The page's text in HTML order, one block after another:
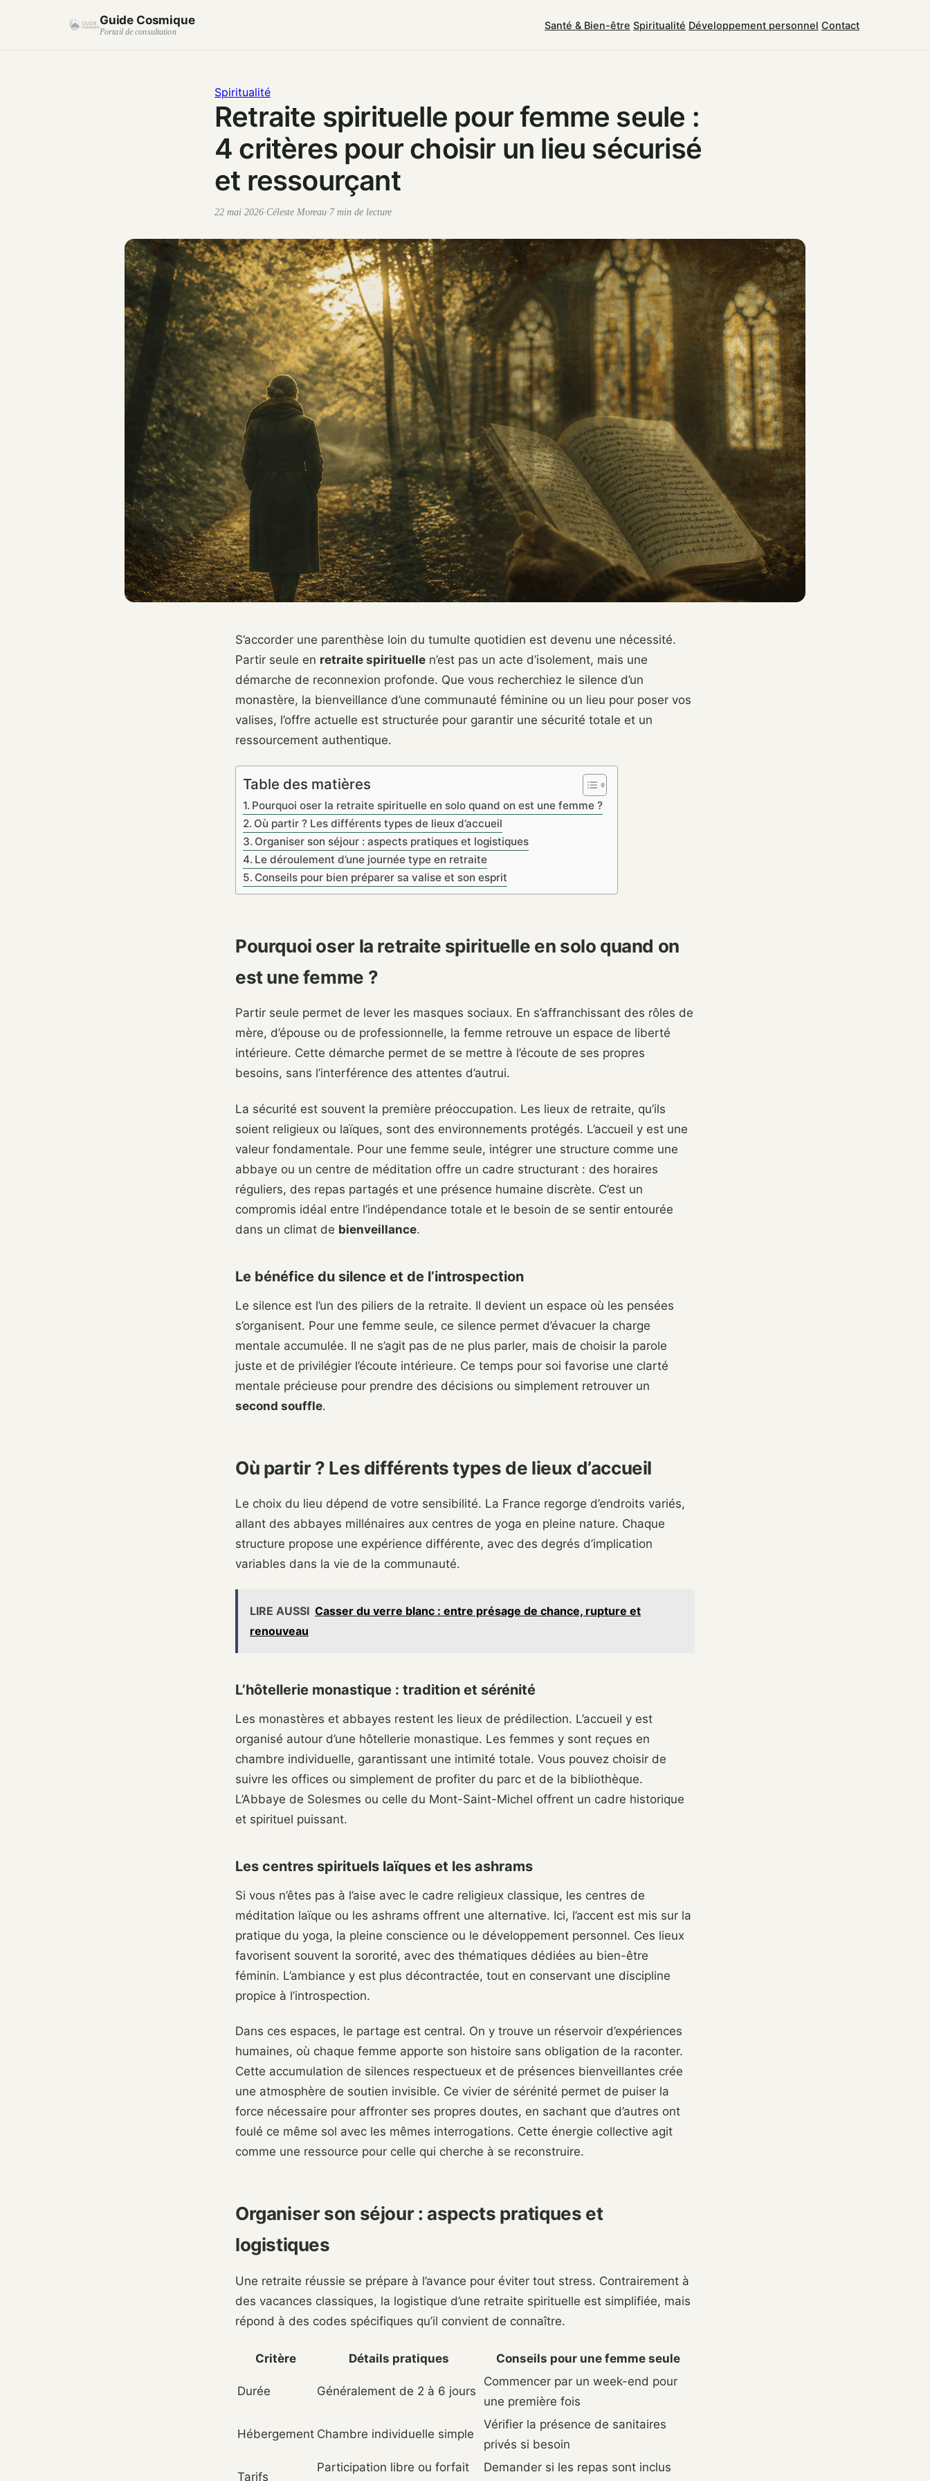
Guide Cosmique
Portail de consultation
Santé & Bien-être Spiritualité Développement personnel Contact
Spiritualité
Retraite spirituelle pour femme seule :
4 critères pour choisir un lieu sécurisé
et ressourçant
22 mai 2026·Céleste Moreau·7 min de lecture
S’accorder une parenthèse loin du tumulte quotidien est devenu une nécessité.
Partir seule en retraite spirituelle n’est pas un acte d’isolement, mais une
démarche de reconnexion profonde. Que vous recherchiez le silence d’un
monastère, la bienveillance d’une communauté féminine ou un lieu pour poser vos
valises, l’offre actuelle est structurée pour garantir une sécurité totale et un
ressourcement authentique.
Table des matières
Pourquoi oser la retraite spirituelle en solo quand on est une femme ?
Où partir ? Les différents types de lieux d’accueil
Organiser son séjour : aspects pratiques et logistiques
Le déroulement d’une journée type en retraite
Conseils pour bien préparer sa valise et son esprit
Pourquoi oser la retraite spirituelle en solo quand on
est une femme ?
Partir seule permet de lever les masques sociaux. En s’affranchissant des rôles de
mère, d’épouse ou de professionnelle, la femme retrouve un espace de liberté
intérieure. Cette démarche permet de se mettre à l’écoute de ses propres
besoins, sans l’interférence des attentes d’autrui.
La sécurité est souvent la première préoccupation. Les lieux de retraite, qu’ils
soient religieux ou laïques, sont des environnements protégés. L’accueil y est une
valeur fondamentale. Pour une femme seule, intégrer une structure comme une
abbaye ou un centre de méditation offre un cadre structurant : des horaires
réguliers, des repas partagés et une présence humaine discrète. C’est un
compromis idéal entre l’indépendance totale et le besoin de se sentir entourée
dans un climat de bienveillance.
Le bénéfice du silence et de l’introspection
Le silence est l’un des piliers de la retraite. Il devient un espace où les pensées
s’organisent. Pour une femme seule, ce silence permet d’évacuer la charge
mentale accumulée. Il ne s’agit pas de ne plus parler, mais de choisir la parole
juste et de privilégier l’écoute intérieure. Ce temps pour soi favorise une clarté
mentale précieuse pour prendre des décisions ou simplement retrouver un
second souffle.
Où partir ? Les différents types de lieux d’accueil
Le choix du lieu dépend de votre sensibilité. La France regorge d’endroits variés,
allant des abbayes millénaires aux centres de yoga en pleine nature. Chaque
structure propose une expérience différente, avec des degrés d’implication
variables dans la vie de la communauté.
LIRE AUSSI Casser du verre blanc : entre présage de chance, rupture et
renouveau
L’hôtellerie monastique : tradition et sérénité
Les monastères et abbayes restent les lieux de prédilection. L’accueil y est
organisé autour d’une hôtellerie monastique. Les femmes y sont reçues en
chambre individuelle, garantissant une intimité totale. Vous pouvez choisir de
suivre les offices ou simplement de profiter du parc et de la bibliothèque.
L’Abbaye de Solesmes ou celle du Mont-Saint-Michel offrent un cadre historique
et spirituel puissant.
Les centres spirituels laïques et les ashrams
Si vous n’êtes pas à l’aise avec le cadre religieux classique, les centres de
méditation laïque ou les ashrams offrent une alternative. Ici, l’accent est mis sur la
pratique du yoga, la pleine conscience ou le développement personnel. Ces lieux
favorisent souvent la sororité, avec des thématiques dédiées au bien-être
féminin. L’ambiance y est plus décontractée, tout en conservant une discipline
propice à l’introspection.
Dans ces espaces, le partage est central. On y trouve un réservoir d’expériences
humaines, où chaque femme apporte son histoire sans obligation de la raconter.
Cette accumulation de silences respectueux et de présences bienveillantes crée
une atmosphère de soutien invisible. Ce vivier de sérénité permet de puiser la
force nécessaire pour affronter ses propres doutes, en sachant que d’autres ont
foulé ce même sol avec les mêmes interrogations. Cette énergie collective agit
comme une ressource pour celle qui cherche à se reconstruire.
Organiser son séjour : aspects pratiques et
logistiques
Une retraite réussie se prépare à l’avance pour éviter tout stress. Contrairement à
des vacances classiques, la logistique d’une retraite spirituelle est simplifiée, mais
répond à des codes spécifiques qu’il convient de connaître.
Critère Détails pratiques Conseils pour une femme seule
Durée Généralement de 2 à 6 jours
Commencer par un week-end pour
une première fois
Hébergement Chambre individuelle simple
Vérifier la présence de sanitaires
privés si besoin
Tarifs
Participation libre ou forfait
Demander si les repas sont inclus